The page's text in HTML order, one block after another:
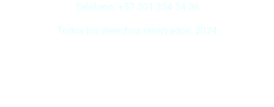
Teléfono: +57 301 354 34 36
Todos los derechos reservados. 2024